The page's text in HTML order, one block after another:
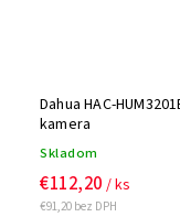
Dahua HAC-
kamera
Skladom
€91,20 bez DPH
€112,20 / ks